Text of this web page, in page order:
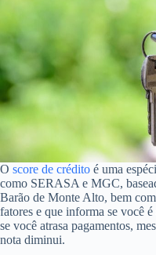
O score de crédito é uma
como SERASA e MGC,
Barão de Monte Alto, bem
fatores e que informa se você
se você atrasa pagamentos,
nota diminui.